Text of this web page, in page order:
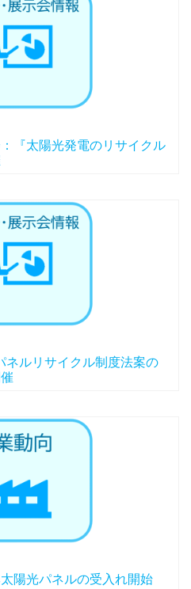
『太陽光発電のリサイクル
ネルリサイクル制度法案の
陽光パネルの受入れ開始